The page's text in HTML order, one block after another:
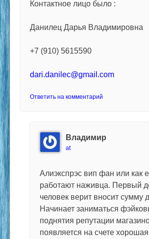
Контактное лицо было :
Данилец Дарья Владимировна
+7 (910) 5615590
dari.danilec@gmail.com
Ответить на комментарий
Владимир
at
Алиэкспрэс вип фан или как
работают наживца. Первый
человек верит вносит сумму
Начинает заниматься
поднятия репутации
появляется на счете